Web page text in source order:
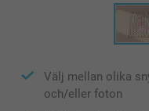
Välj mellan olika
och/eller foton